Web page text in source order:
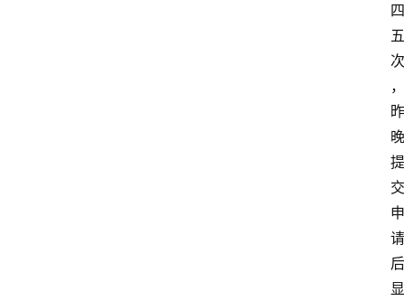
四
五
次
，
昨
晚
提
交
申
请
后
显